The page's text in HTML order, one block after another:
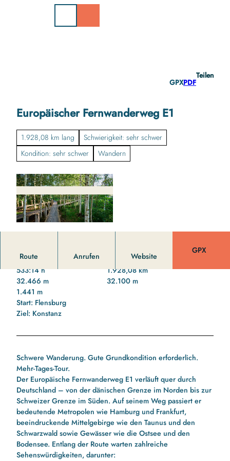
GPXPDF
Teilen
Europäischer Fernwanderweg E1
1.928,08 km lang
Schwierigkeit: sehr schwer
Kondition: sehr schwer
Wandern
CC-BY-SA
Route Anrufen Website
GPX
533:14 h
1.928,08 km
32.466 m
32.100 m
1.441 m
Start: Flensburg
Ziel: Konstanz
Schwere Wanderung. Gute Grundkondition erforderlich.
Mehr-Tages-Tour.
Der Europäische Fernwanderweg E1 verläuft quer durch
Deutschland – von der dänischen Grenze im Norden bis zur
Schweizer Grenze im Süden. Auf seinem Weg passiert er
bedeutende Metropolen wie Hamburg und Frankfurt,
beeindruckende Mittelgebirge wie den Taunus und den
Schwarzwald sowie Gewässer wie die Ostsee und den
Bodensee. Entlang der Route warten zahlreiche
Sehenswürdigkeiten, darunter: